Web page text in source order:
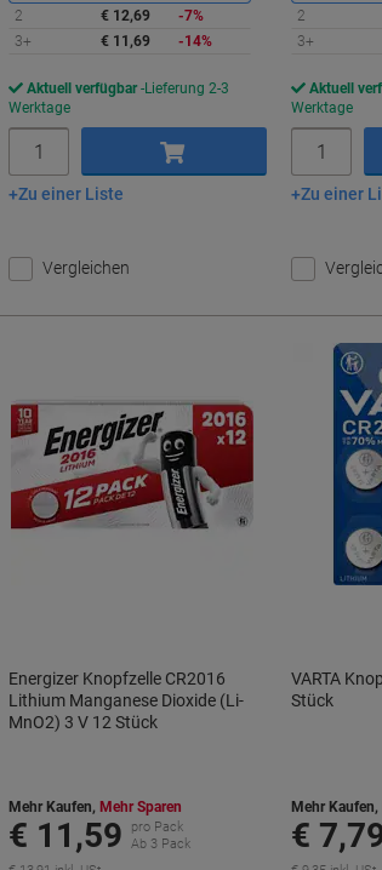
2
€ 12,69
-7%
3+
€ 11,69 -14%
Aktuell verfügbar Lieferung 2-3
Werktage
In den Warenkorb
Zu einer Liste
Vergleichen
2
3+
Aktuell
Werktage
Zu einer
Energizer Knopfzelle CR2016
Lithium Manganese Dioxide (Li-
MnO2) 3 V 12 Stück
Mehr Kaufen, Mehr Sparen
€ 11,59
pro Pack
Ab 3 Pack
VARTA
Stück
Mehr Kaufen,
€